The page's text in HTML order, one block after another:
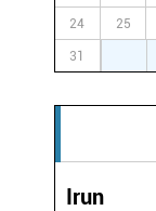
24 25
31
Irun